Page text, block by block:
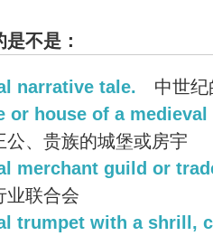
不是：
narrative tale.
中世
or house of a
公、贵族的城堡或房宇
merchant guild or
业联合会
trumpet with a shrill,